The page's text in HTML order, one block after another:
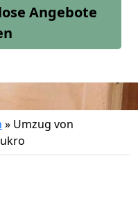
Angebote
» Umzug von